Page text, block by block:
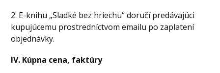
2. E-knihu „Sladké bez hriechu“ doručí predávajúci
kupujúcemu prostredníctvom emailu po zaplatení
objednávky.
IV. Kúpna cena, faktúry